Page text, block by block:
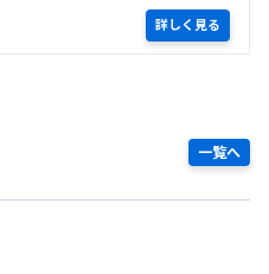
詳しく見る
一覧へ